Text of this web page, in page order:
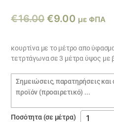
€16.00 Original
was:
€16.00.
€9.00Η
τιμή
είναι:
€9.00.
με ΦΠΑ
κουρτίνα με το μέτρο απο
τετρτάγωνα σε 3 μέτρα ύψος με
Σημειώσεις
παραγγελίας
Ποσότητα (σε μέτρα)
κουρτίνα